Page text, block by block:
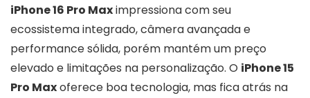
iPhone 16 Pro Maximpressiona com seu
ecossistema integrado, câmera avançada e
performance sólida, porém mantém um preço
elevado e limitações na personalização. O iPhone 15
Pro Maxoferece boa tecnologia, mas fica atrás na